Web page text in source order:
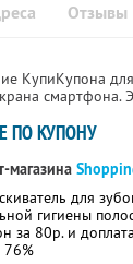
Отзывы
КупиКупона для
смартфона.
ПО КУПОНУ
магазина
для
гигиены
за 80р. и
76%